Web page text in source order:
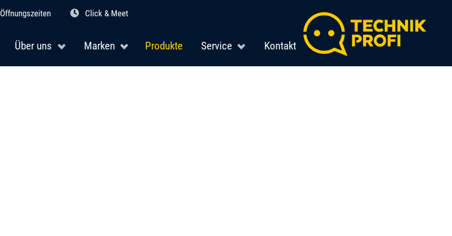
Öffnungszeiten Click & Meet
Über uns Marken Produkte Service Kontakt